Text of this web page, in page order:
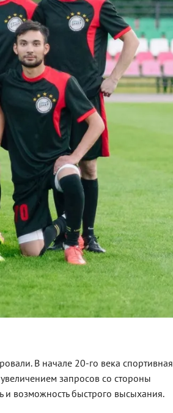
В начале 20-го века спортивная
запросов со стороны
и возможность быстрого высыхания.